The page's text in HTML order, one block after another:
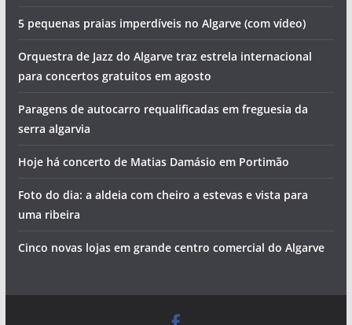
5 pequenas praias imperdíveis no Algarve (com vídeo)
Orquestra de Jazz do Algarve traz estrela internacional
para concertos gratuitos em agosto
Paragens de autocarro requalificadas em freguesia da
serra algarvia
Hoje há concerto de Matias Damásio em Portimão
Foto do dia: a aldeia com cheiro a estevas e vista para
uma ribeira
Cinco novas lojas em grande centro comercial do Algarve